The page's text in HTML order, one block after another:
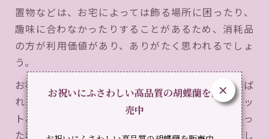
✕
お祝いにふさわしい高品質の胡蝶蘭を販
売中
置物などは、お宅によっては飾る場所に困ったり、
趣味に合わなかったりすることがあるため、消耗品
の方が利用価値があり、ありがたく思われるでしょ
う。
お祝いを頂いた相手が企業の場合、文具がよく選ば
れます。ボールペンやボールペン立て付きのセッ
ト、万年筆は定番です。頂いたお祝いの額が多かっ
た場合は万年筆を贈ることが多いようです（ただし